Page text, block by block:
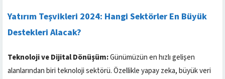
Yatırım Teşvikleri 2024: Hangi Sektörler En Büyük
Destekleri Alacak?
Teknoloji ve Dijital Dönüşüm:Günümüzün en hızlı gelişen
alanlarından biri teknoloji sektörü. Özellikle yapay zeka, büyük veri